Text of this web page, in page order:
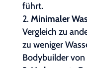
führt.
Minimaler
Vergleich zu
zu weniger
Bodybuilder von